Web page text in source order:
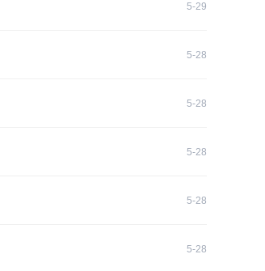
5-29
5-28
5-28
5-28
5-28
5-28